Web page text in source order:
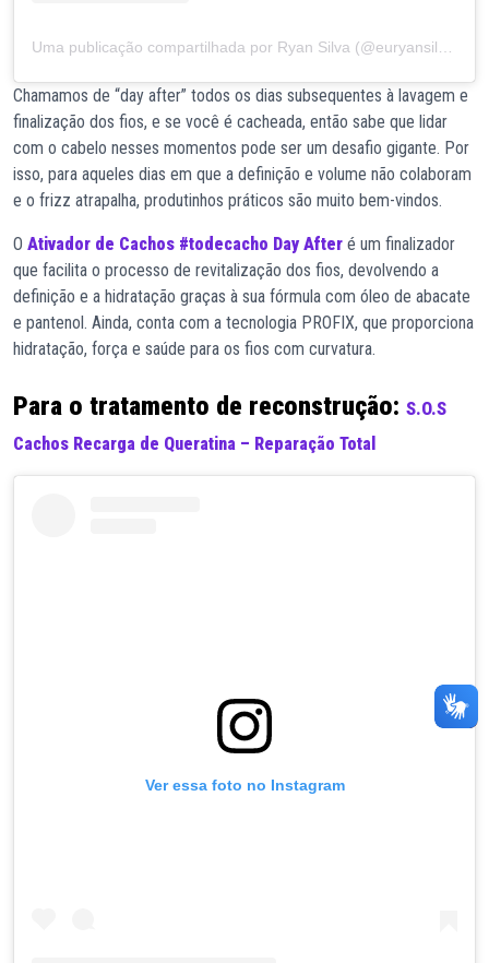
Chamamos de “day after” todos os dias subsequentes à lavagem e
finalização dos fios, e se você é cacheada, então sabe que lidar
com o cabelo nesses momentos pode ser um desafio gigante. Por
isso, para aqueles dias em que a definição e volume não colaboram
e o frizz atrapalha, produtinhos práticos são muito bem-vindos.
O Ativador de Cachos #todecacho Day After é um finalizador
que facilita o processo de revitalização dos fios, devolvendo a
definição e a hidratação graças à sua fórmula com óleo de abacate
e pantenol. Ainda, conta com a tecnologia PROFIX, que proporciona
hidratação, força e saúde para os fios com curvatura.
Para o tratamento de reconstrução: S.O.S
Cachos Recarga de Queratina – Reparação Total
Ver essa foto no Instagram